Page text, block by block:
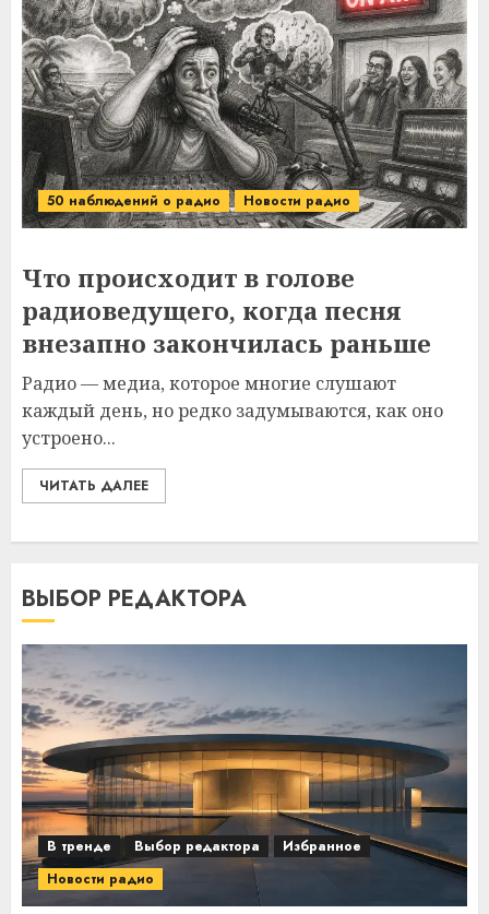
50 наблюдений о радио Новости радио
Что происходит в голове
радиоведущего, когда песня
внезапно закончилась раньше
Радио — медиа, которое многие слушают
каждый день, но редко задумываются, как оно
устроено...
ЧИТАТЬ ДАЛЕЕ
ВЫБОР РЕДАКТОРА
В тренде Выбор редактора
Избранное
Новости радио